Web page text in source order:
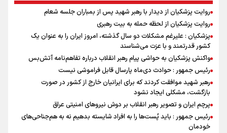
روایت پزشکیان از دیدار با رهبر شهید پس از بمباران جلسه شعام
روایت پزشکیان از لحظه حمله به بیت رهبری
پزشکیان : علیرغم مشکلات دو سال گذشته، امروز ایران را به عنوان یک
کشور قدرتمند و با عزت می‌شناسند
واکنش پزشکیان به حواشی پیام رهبر انقلاب درباره تفاهم‌نامه آتش‌بس
رئیس جمهور : حوادث دی‌ماه پارسال قابل فراموشی نیست
رهبر شهید موافقت کردند که برای ایرانیان خارج از کشور در صورت
بازگشت، مشکلی ایجاد نشود
پرچم ایران و تصویر رهبر انقلاب بر دوش نیروهای امنیتی عراق
رئیس جمهور : باید پُست‌ها را به افراد شایسته بدهیم نه به هم‌جناحی‌های
خودمان